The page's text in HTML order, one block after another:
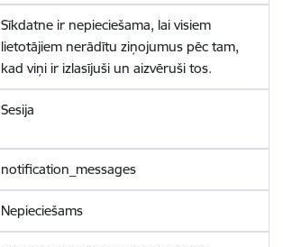
Sīkdatne ir nepieciešama, lai visiem
lietotājiem nerādītu ziņojumus pēc tam,
kad viņi ir izlasījuši un aizvēruši tos.
Sesija
notification_messages
Nepieciešams